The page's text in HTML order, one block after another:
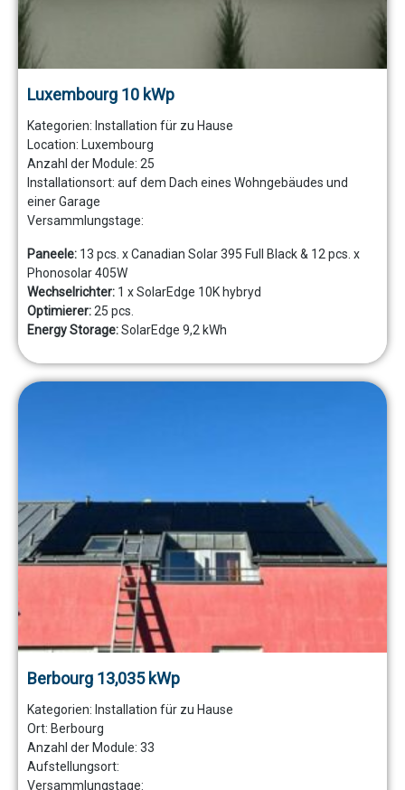
Luxembourg 10 kWp
Kategorien: Installation für zu Hause
Location: Luxembourg
Anzahl der Module: 25
Installationsort: auf dem Dach eines Wohngebäudes und
einer Garage
Versammlungstage:
Paneele: 13 pcs. x Canadian Solar 395 Full Black & 12 pcs. x
Phonosolar 405W
Wechselrichter: 1 x SolarEdge 10K hybryd
Optimierer:25 pcs.
Energy Storage:SolarEdge 9,2 kWh
Berbourg 13,035 kWp
Kategorien: Installation für zu Hause
Ort: Berbourg
Anzahl der Module: 33
Aufstellungsort:
Versammlungstage: